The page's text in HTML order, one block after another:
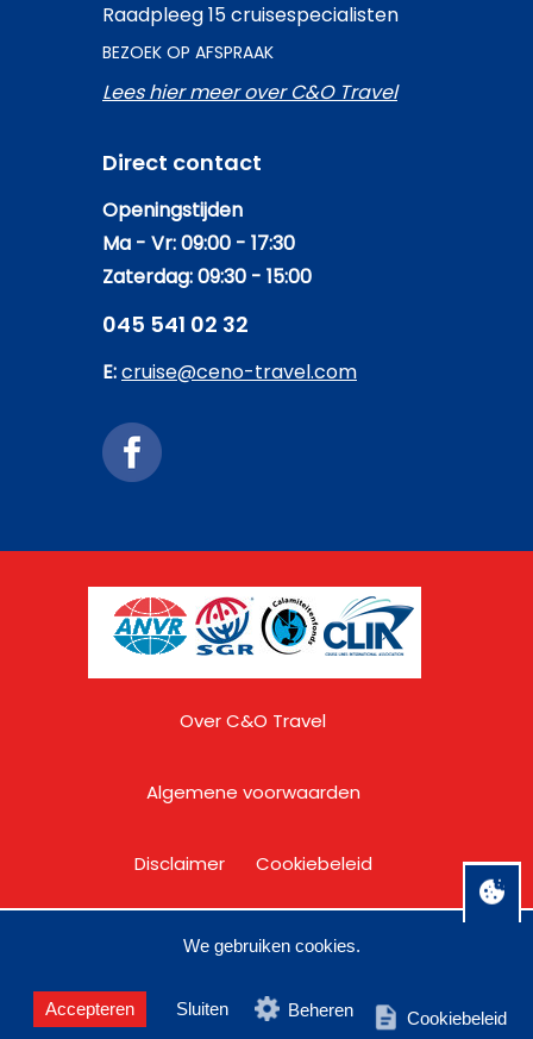
Raadpleeg 15 cruisespecialisten
BEZOEK OP AFSPRAAK
Lees hier meer over C&O Travel
Direct contact
Openingstijden
Ma - Vr: 09:00 - 17:30
Zaterdag: 09:30 - 15:00
045 541 02 32
E:cruise@ceno-travel.com
Over C&O Travel
Algemene voorwaarden
Disclaimer Cookiebeleid
Privacy
We gebruiken cookies.
Accepteren Sluiten Beheren Cookiebeleid